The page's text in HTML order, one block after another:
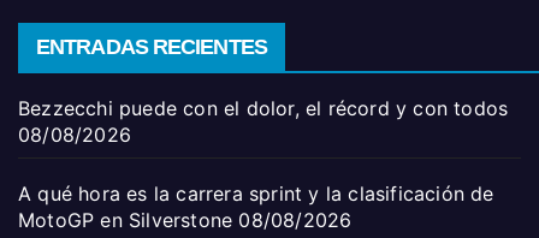
ENTRADAS RECIENTES
Bezzecchi puede con el dolor, el récord y con todos
08/08/2026
A qué hora es la carrera sprint y la clasificación de
MotoGP en Silverstone 08/08/2026